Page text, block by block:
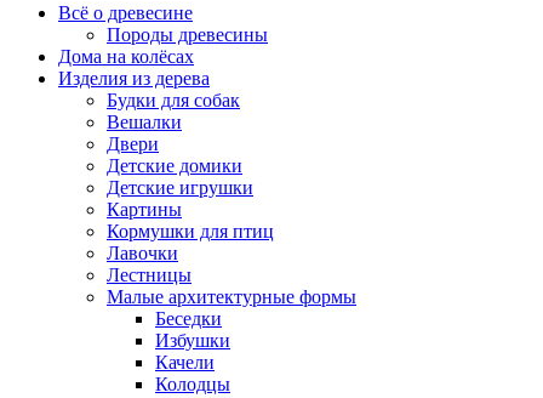
Всё о древесине
Породы древесины
Дома на колёсах
Изделия из дерева
Будки для собак
Вешалки
Двери
Детские домики
Детские игрушки
Картины
Кормушки для птиц
Лавочки
Лестницы
Малые архитектурные формы
Беседки
Избушки
Качели
Колодцы